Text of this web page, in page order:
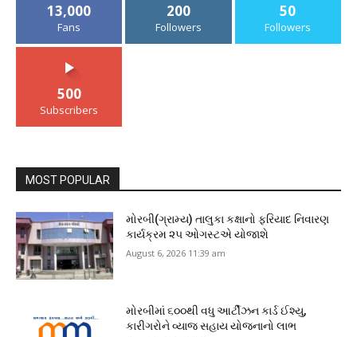
13,000
Fans
200
Followers
50
Followers
500
Subscribers
MOST POPULAR
મોરબી(ગ્રામ્ય) તાલુકા કક્ષાનો ફરિયાદ નિવારણ
કાર્યક્રમ ૨૫ ઓગસ્ટએ યોજાશે
August 6, 2026 11:39 am
મોરબીમાં ૬૦૦થી વધુ આર્ટીઝન કાર્ડ ઈશ્યુ,
કારીગરોને વ્યાજ સહાય યોજનાનો લાભ